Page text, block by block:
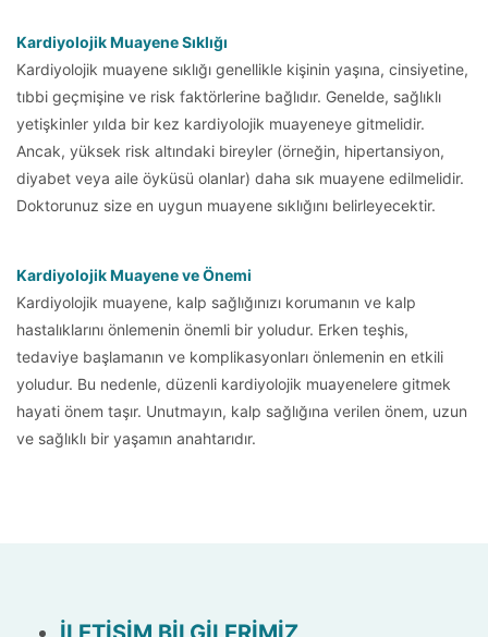
Kardiyolojik Muayene Sıklığı
Kardiyolojik muayene sıklığı genellikle kişinin yaşına, cinsiyetine,
tıbbi geçmişine ve risk faktörlerine bağlıdır. Genelde, sağlıklı
yetişkinler yılda bir kez kardiyolojik muayeneye gitmelidir.
Ancak, yüksek risk altındaki bireyler (örneğin, hipertansiyon,
diyabet veya aile öyküsü olanlar) daha sık muayene edilmelidir.
Doktorunuz size en uygun muayene sıklığını belirleyecektir.
Kardiyolojik Muayene ve Önemi
Kardiyolojik muayene, kalp sağlığınızı korumanın ve kalp
hastalıklarını önlemenin önemli bir yoludur. Erken teşhis,
tedaviye başlamanın ve komplikasyonları önlemenin en etkili
yoludur. Bu nedenle, düzenli kardiyolojik muayenelere gitmek
hayati önem taşır. Unutmayın, kalp sağlığına verilen önem, uzun
ve sağlıklı bir yaşamın anahtarıdır.